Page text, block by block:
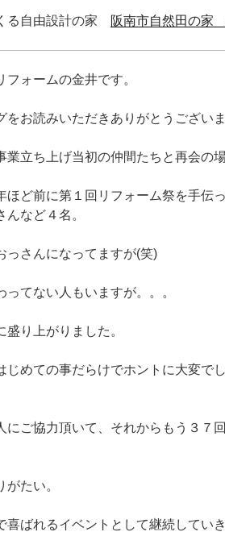
る自由設計の家 阪南市自然田の家
フォームの金井です。
をお読みいただきありがとうございま
業立ち上げ当初の仲間たちと再会の
ほど前に第１回リフォーム祭を手伝
んなど４名。
っさんになってますが(笑)
ってない人もいますが。。。
盛り上がりました。
じめての事だらけでホントに大変で
にご協力頂いて、それからもう３７
がたい。
喜ばれるイベントとして継続してい